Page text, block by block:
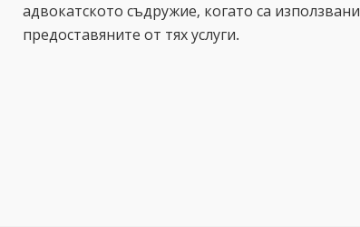
адвокатското съдружие, когато са използвани
предоставяните от тях услуги.